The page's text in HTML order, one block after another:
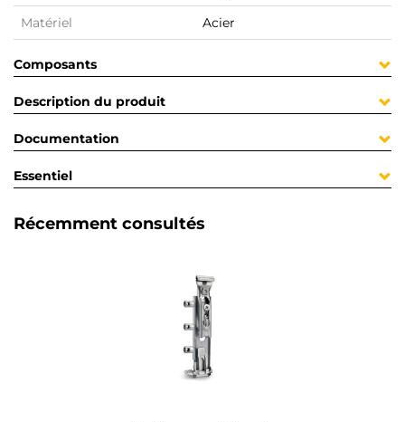
Matériel Acier
Composants
Description du produit
Documentation
Essentiel
Récemment consultés